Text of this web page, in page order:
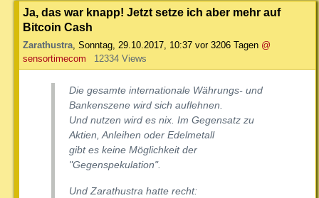
Ja, das war knapp! Jetzt setze ich aber mehr auf
Bitcoin Cash
Zarathustra, Sonntag, 29.10.2017, 10:37 vor 3206 Tagen @
sensortimecom
12334 Views
Die gesamte internationale Währungs- und
Bankenszene wird sich auflehnen.
Und nutzen wird es nix. Im Gegensatz zu
Aktien, Anleihen oder Edelmetall
gibt es keine Möglichkeit der
"Gegenspekulation".
Und Zarathustra hatte recht: